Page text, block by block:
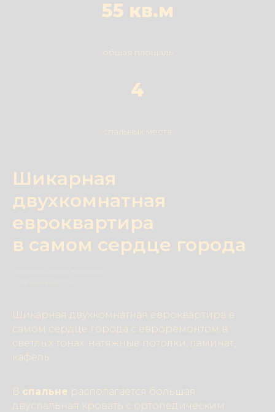
55 кв.м
общая площадь
4
спальных места
Шикарная
двухкомнатная
евроквартира
в самом сердце города
Шикарная двухкомнатная евроквартира в
самом сердце города с евроремонтом в
светлых тонах: натяжные потолки, ламинат,
кафель.
В спальне располагается большая
двуспальная кровать с ортопедическим